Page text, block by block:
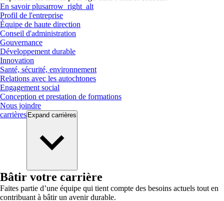
En savoir plusarrow_right_alt
Profil de l'entreprise
Équipe de haute direction
Conseil d'administration
Gouvernance
Développement durable
Innovation
Santé, sécurité, environnement
Relations avec les autochtones
Engagement social
Conception et prestation de formations
Nous joindre
carrières Expand carrières
Bâtir votre carrière
Faites partie d’une équipe qui tient compte des besoins actuels tout en
contribuant à bâtir un avenir durable.